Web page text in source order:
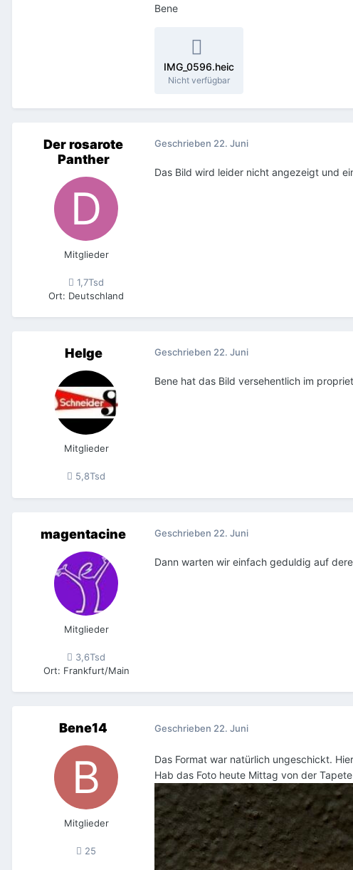
Bene
IMG_0596.heic
Nicht verfügbar
Der rosarote
Panther
Mitglieder
1,7Tsd
Ort: Deutschland
Geschrieben 22. Juni
Das Bild wird leider nicht angezeigt und
Helge
Mitglieder
5,8Tsd
Geschrieben 22. Juni
Bene hat das Bild versehentlich im
magentacine
Mitglieder
3,6Tsd
Ort: Frankfurt/Main
Geschrieben 22. Juni
Dann warten wir einfach geduldig auf
Bene14
Mitglieder
25
Geschrieben 22. Juni
Das Format war natürlich ungeschickt.
Hab das Foto heute Mittag von der